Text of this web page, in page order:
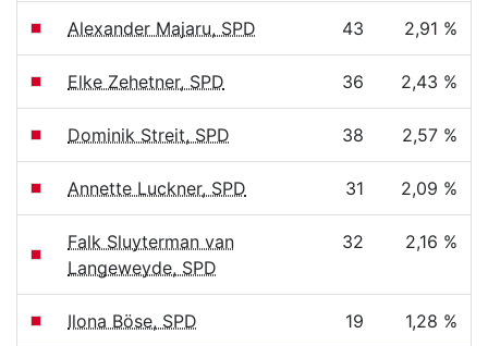
Alexander Majaru, SPD 43 2,91 %
Elke Zehetner, SPD 36 2,43 %
Dominik Streit, SPD 38 2,57 %
Annette Luckner, SPD 31 2,09 %
Falk Sluyterman van
Langeweyde, SPD
32 2,16 %
Ilona Böse, SPD 19 1,28 %